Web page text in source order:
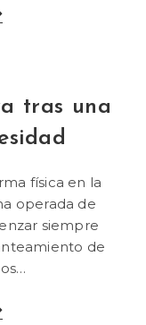
tras una
física en la
operada de
siempre
de